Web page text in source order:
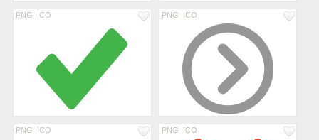
PNG ICO PNG ICO
PNG ICO PNG ICO